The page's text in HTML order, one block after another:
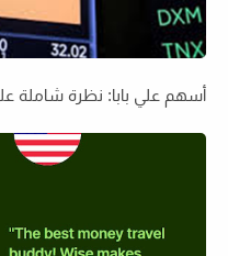
أسهم علي بابا: نظرة شاملة